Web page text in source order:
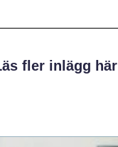
fler inlägg här